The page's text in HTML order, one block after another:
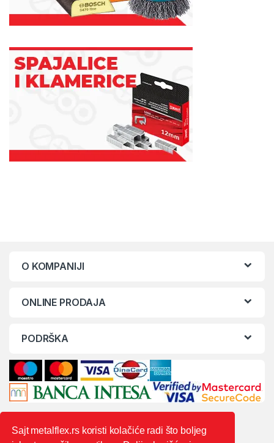
O KOMPANIJI
ONLINE PRODAJA
PODRŠKA
Sajt metalflex.rs koristi kolačiće radi što boljeg